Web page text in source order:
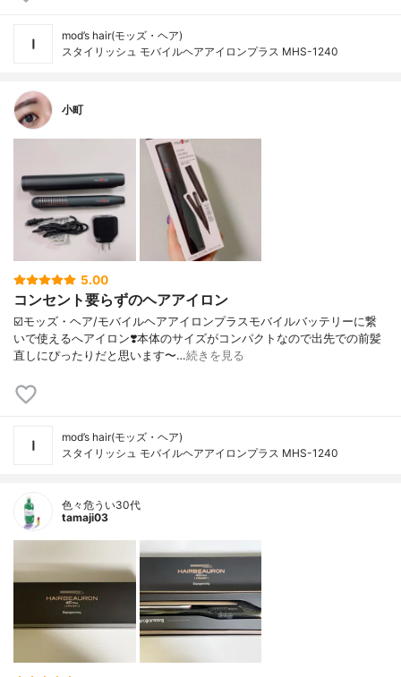
mod’s hair(モッズ・ヘア)
スタイリッシュ モバイルヘアアイロンプラス MHS-1240
小町
5.00
コンセント要らずのヘアアイロン
☑️モッズ・ヘア/モバイルヘアアイロンプラスモバイルバッテリーに繋
いで使えるへアイロン❣️本体のサイズがコンパクトなので出先での前髪
直しにぴったりだと思います〜…続きを見る
mod’s hair(モッズ・ヘア)
スタイリッシュ モバイルヘアアイロンプラス MHS-1240
色々危うい30代
tamaji03